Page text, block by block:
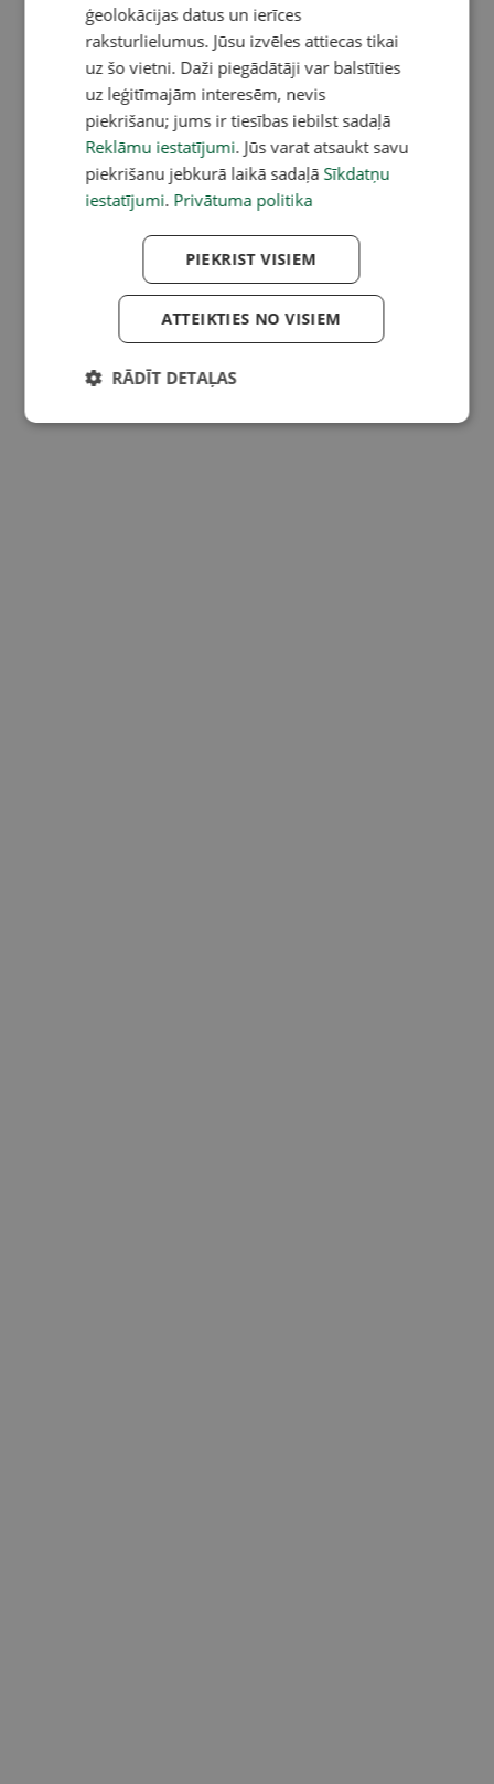
ģeolokācijas datus un ierīces
raksturlielumus. Jūsu izvēles attiecas tikai
uz šo vietni. Daži piegādātāji var balstīties
uz leģitīmajām interesēm, nevis
piekrišanu; jums ir tiesības iebilst sadaļā
Reklāmu iestatījumi. Jūs varat atsaukt savu
piekrišanu jebkurā laikā sadaļā Sīkdatņu
iestatījumi. Privātuma politika
PIEKRIST VISIEM
ATTEIKTIES NO VISIEM
RĀDĪT DETAĻAS